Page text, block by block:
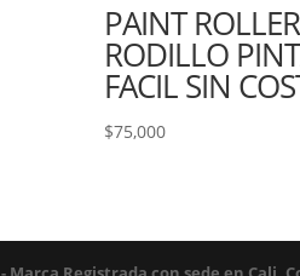
PAINT ROLLER
RODILLO
FACIL SIN
$75,000